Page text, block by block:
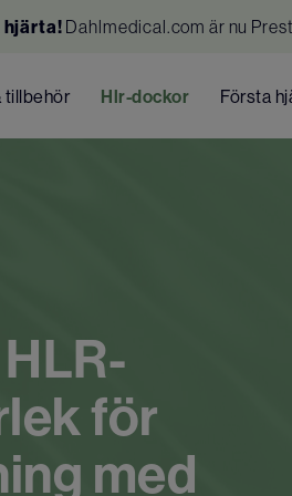
hjärta! Dahlmedical.com är nu
tillbehör Hlr-dockor Första
för
med